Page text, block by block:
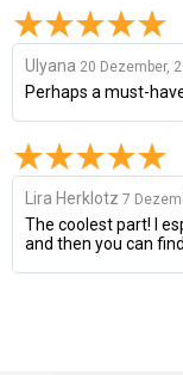
Ulyana 20 Dezember,
Perhaps a must-
Lira Herklotz 7
The coolest part! I
and then you can